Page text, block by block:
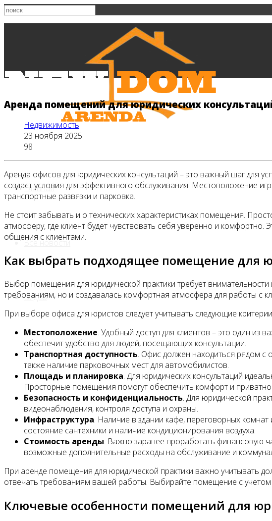
Главная
Все новости
Видео
Аренда помещений для юридических
Недвижимость
23 ноября 2025
98
Аренда офисов для юридических консультаций – это важный шаг для
создаст условия для эффективного обслуживания. Местоположение
транспортные развязки и парковка.
Не стоит забывать и о технических характеристиках помещения.
атмосферу, где клиент будет чувствовать себя уверенно и
общения с клиентами.
Как выбрать подходящее помещение для
Выбор помещения для юридической практики требует
требованиям, но и создавалась комфортная атмосфера для работы с
При выборе офиса для юристов следует учитывать следующие
Местоположение. Удобный доступ для клиентов – это один из
обеспечит удобство для людей, посещающих консультации.
Транспортная доступность. Офис должен находиться рядом с
также наличие парковочных мест для автомобилистов.
Площадь и планировка. Для юридических консультаций
Просторные помещения помогут обеспечить комфорт и
Безопасность и конфиденциальность. Для юридической
видеонаблюдения, контроля доступа и охраны.
Инфраструктура. Наличие в здании кафе, переговорных
состояние сантехники и наличие кондиционирования воздуха.
Стоимость аренды. Важно заранее проработать финансовую
возможные дополнительные расходы на обслуживание и
При аренде помещения для юридической практики важно учитывать
отвечать требованиям вашей работы. Выбирайте помещение с учетом
Ключевые особенности помещений для